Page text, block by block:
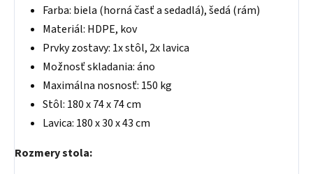
Farba: biela (horná časť a sedadlá), šedá (rám)
Materiál: HDPE, kov
Prvky zostavy: 1x stôl, 2x lavica
Možnosť skladania: áno
Maximálna nosnosť: 150 kg
Stôl: 180 x 74 x 74 cm
Lavica: 180 x 30 x 43 cm
Rozmery stola: